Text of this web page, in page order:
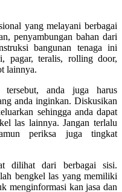
yang melayani berbagai
penyambungan bahan dari
bangunan tenaga ini
pagar, teralis, rolling door,
lainnya.
anda juga harus
anda inginkan. Diskusikan
sehingga anda dapat
las lainnya. Jangan terlalu
periksa juga tingkat
dilihat dari berbagai sisi.
bengkel las yang memiliki
menginformasi kan jasa dan